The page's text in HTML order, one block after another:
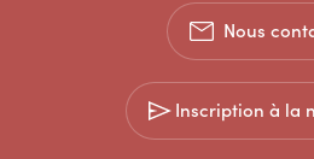
Nous
Inscription à la